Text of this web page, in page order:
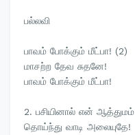
பல்லவி
பாவம் போக்கும் மீட்பா! (2)
மாசற்ற தேவ சுதனே!
பாவம் போக்கும் மீட்பா!
2. பசியினால் என் ஆத்துமம்
தொய்ந்து வாடி அலையுதே!